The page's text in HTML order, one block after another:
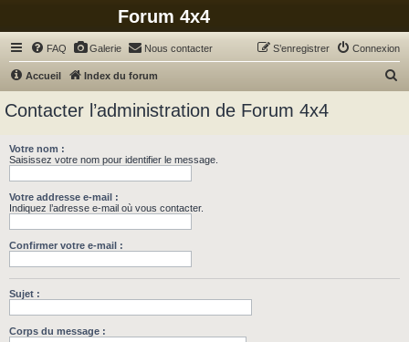
Forum 4x4
FAQ Galerie Nous contacter Connexion
S’enregistrer
Accueil Index du forum
Contacter l’administration de Forum 4x4
Votre nom :
Saisissez votre nom pour identifier le message.
Votre addresse e-mail :
Indiquez l’adresse e-mail où vous contacter.
Confirmer votre e-mail :
Sujet :
Corps du message :